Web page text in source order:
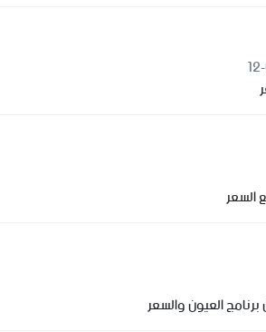
السعر
العيون والسعر